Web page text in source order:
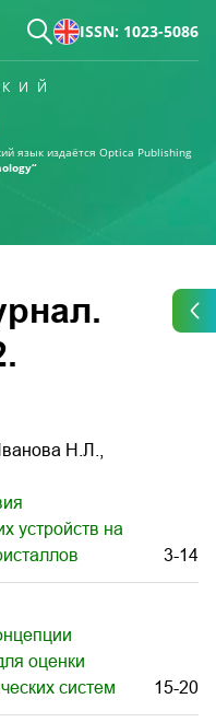
ISSN: 1023-5086
язык издаётся Optica Publishing
Н.Л.,
устройств на
3-14
оценки
систем
15-20